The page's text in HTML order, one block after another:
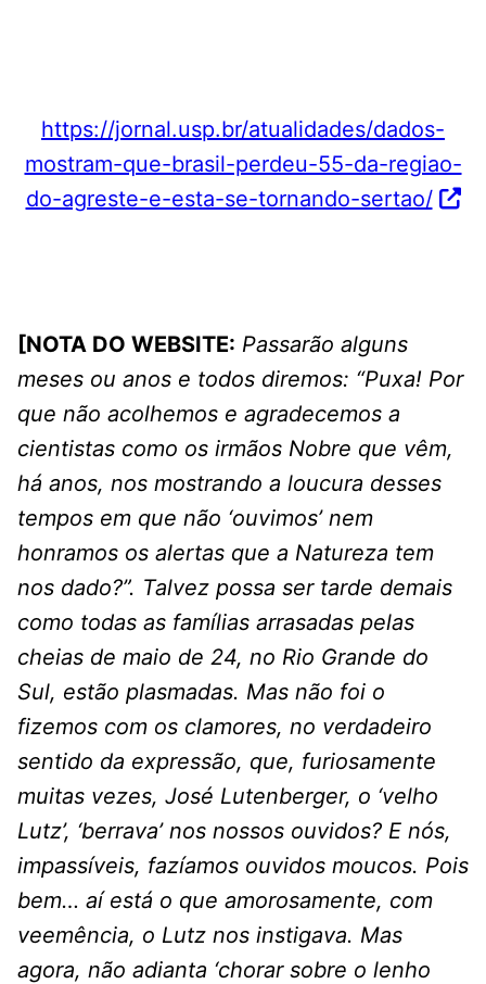
https://jornal.usp.br/atualidades/dados-
mostram-que-brasil-perdeu-55-da-regiao-
do-agreste-e-esta-se-tornando-sertao/
[NOTA DO WEBSITE: Passarão alguns
meses ou anos e todos diremos: “Puxa! Por
que não acolhemos e agradecemos a
cientistas como os irmãos Nobre que vêm,
há anos, nos mostrando a loucura desses
tempos em que não ‘ouvimos’ nem
honramos os alertas que a Natureza tem
nos dado?”. Talvez possa ser tarde demais
como todas as famílias arrasadas pelas
cheias de maio de 24, no Rio Grande do
Sul, estão plasmadas. Mas não foi o
fizemos com os clamores, no verdadeiro
sentido da expressão, que, furiosamente
muitas vezes, José Lutenberger, o ‘velho
Lutz’, ‘berrava’ nos nossos ouvidos? E nós,
impassíveis, fazíamos ouvidos moucos. Pois
bem… aí está o que amorosamente, com
veemência, o Lutz nos instigava. Mas
agora, não adianta ‘chorar sobre o lenho